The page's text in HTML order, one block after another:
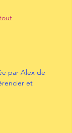
par Alex de
et